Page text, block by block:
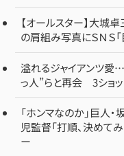
【オールスター】大城
の肩組み写真にＳＮＳ
溢れるジャイアンツ愛
っ人”らと再会 3ショ
「ホンマなのか」巨人
児監督「打順、決めて
ー